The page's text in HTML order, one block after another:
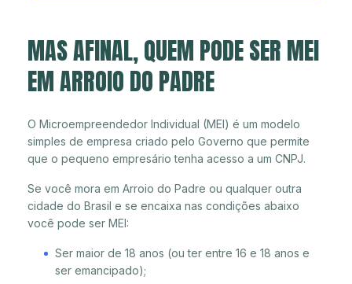
MAS AFINAL, QUEM PODE SER MEI
EM ARROIO DO PADRE
O Microempreendedor Individual (MEI) é um modelo
simples de empresa criado pelo Governo que permite
que o pequeno empresário tenha acesso a um CNPJ.
Se você mora em Arroio do Padre ou qualquer outra
cidade do Brasil e se encaixa nas condições abaixo
você pode ser MEI:
Ser maior de 18 anos (ou ter entre 16 e 18 anos e
ser emancipado);